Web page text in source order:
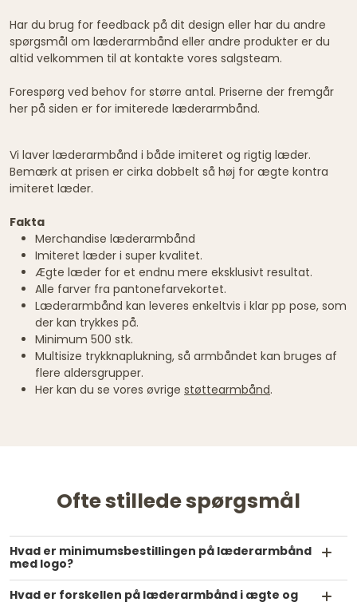
Har du brug for feedback på dit design eller har du andre
spørgsmål om læderarmbånd eller andre produkter er du
altid velkommen til at kontakte vores salgsteam.
Forespørg ved behov for større antal. Priserne der fremgår
her på siden er for imiterede læderarmbånd.
Vi laver læderarmbånd i både imiteret og rigtig læder.
Bemærk at prisen er cirka dobbelt så høj for ægte kontra
imiteret læder.
Fakta
Merchandise læderarmbånd
Imiteret læder i super kvalitet.
Ægte læder for et endnu mere eksklusivt resultat.
Alle farver fra pantonefarvekortet.
Læderarmbånd kan leveres enkeltvis i klar pp pose, som
der kan trykkes på.
Minimum 500 stk.
Multisize trykknaplukning, så armbåndet kan bruges af
flere aldersgrupper.
Her kan du se vores øvrige støttearmbånd.
Ofte stillede spørgsmål
Hvad er minimumsbestillingen på læderarmbånd
med logo?
Hvad er forskellen på læderarmbånd i ægte og